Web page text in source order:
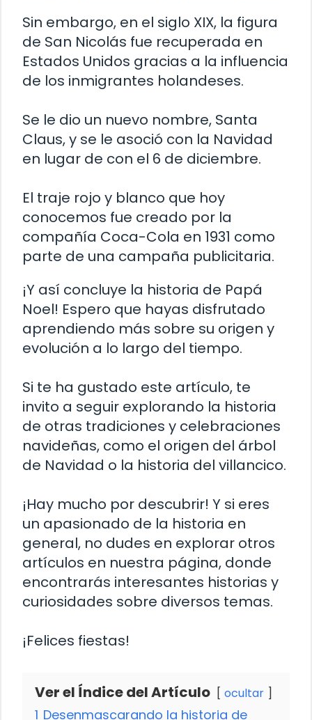
Sin embargo, en el siglo XIX, la figura
de San Nicolás fue recuperada en
Estados Unidos gracias a la influencia
de los inmigrantes holandeses.
Se le dio un nuevo nombre, Santa
Claus, y se le asoció con la Navidad
en lugar de con el 6 de diciembre.
El traje rojo y blanco que hoy
conocemos fue creado por la
compañía Coca-Cola en 1931 como
parte de una campaña publicitaria.
¡Y así concluye la historia de Papá
Noel! Espero que hayas disfrutado
aprendiendo más sobre su origen y
evolución a lo largo del tiempo.
Si te ha gustado este artículo, te
invito a seguir explorando la historia
de otras tradiciones y celebraciones
navideñas, como el origen del árbol
de Navidad o la historia del villancico.
¡Hay mucho por descubrir! Y si eres
un apasionado de la historia en
general, no dudes en explorar otros
artículos en nuestra página, donde
encontrarás interesantes historias y
curiosidades sobre diversos temas.
¡Felices fiestas!
Ver el Índice del Artículo ocultar
1 Desenmascarando la historia de